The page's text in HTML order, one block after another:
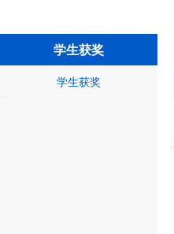
学生获奖
学生获奖